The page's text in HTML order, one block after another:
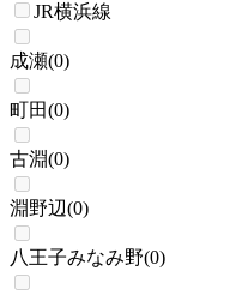
JR横浜線
成瀬(0)
町田(0)
古淵(0)
淵野辺(0)
八王子みなみ野(0)